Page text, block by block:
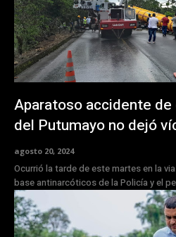
Aparatoso accidente
del Putumayo no dejó
agosto 20, 2024
Ocurrió la tarde de este martes en la
base antinarcóticos de la Policía y el